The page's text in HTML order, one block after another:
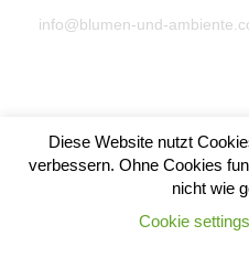
info@blumen-und-
Blumen & Ambiente
Diese Website nutzt
verbessern. Ohne Cookies
nicht wie
Cookie settings